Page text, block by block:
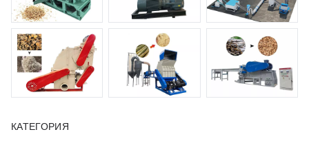
КАТЕГОРИЯ